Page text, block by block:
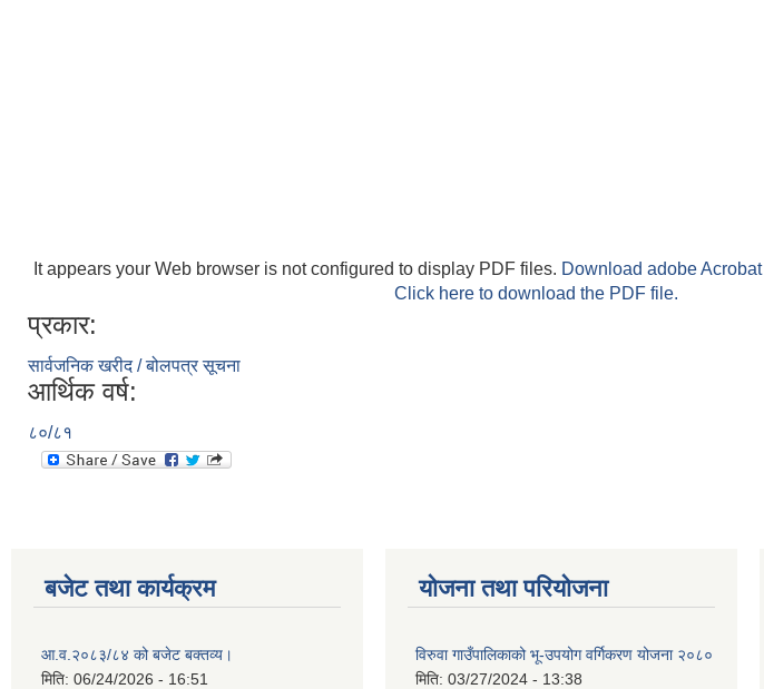
It appears your Web browser is not configured to display PDF files. Download adobe Acrobat
Click here to download the PDF file.
प्रकार:
सार्वजनिक खरीद / बोलपत्र सूचना
आर्थिक वर्ष:
८०/८१
बजेट तथा कार्यक्रम
आ.व.२०८३/८४ को बजेट बक्तव्य।
मिति: 06/24/2026 - 16:51
योजना तथा परियोजना
विरुवा गाउँपालिकाको भू-उपयोग वर्गिकरण योजना २०८०
मिति: 03/27/2024 - 13:38